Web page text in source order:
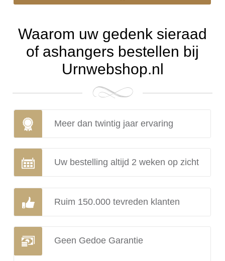
Waarom uw gedenk sieraad
of ashangers bestellen bij
Urnwebshop.nl
Meer dan twintig jaar ervaring
Uw bestelling altijd 2 weken op zicht
Ruim 150.000 tevreden klanten
Geen Gedoe Garantie